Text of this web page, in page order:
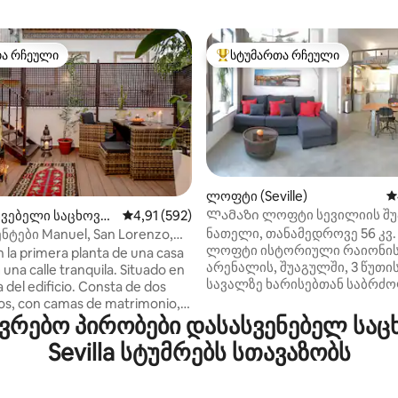
4,84, 1096 მიმოხილვა
რჩეული
რჩეული
საცხოვრ
საშუალო შეფასებაა 5‑დან 4,91, 592
4,91 (592)
Manuel, San Lorenzo,
la primera planta de una casa
calle tranquila. Situado en
del edificio. Consta de dos
con camas de matrimonio,
de baño, cocina
electrodomésticos y un
con grandes ventanales a
სტუმართა რჩეული მოწინავე
სტუმართა რჩეული
ლოფტი (Seville)
Ლამაზი ლოფტი სევილიის
2 სააბაზანო
ნათელი, თანამედროვე 56 კვ.
ლოფტი ისტორიული
არენალის, შუაგულში, 3 წუთის
სავალზე ხარისებთან
მდებარე სალაშქრობის გზის
მყუდრო ინდუსტრიული
კომფორტისთვის. მაღალი
უზარმაზარი ფანჯრები. არ
პირობები დასასვენებელ
Sevilla სტუმრებს სთავაზობს